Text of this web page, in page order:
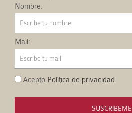
Nombre:
Mail:
Acepto Política de privacidad
SUSCRÍBEME